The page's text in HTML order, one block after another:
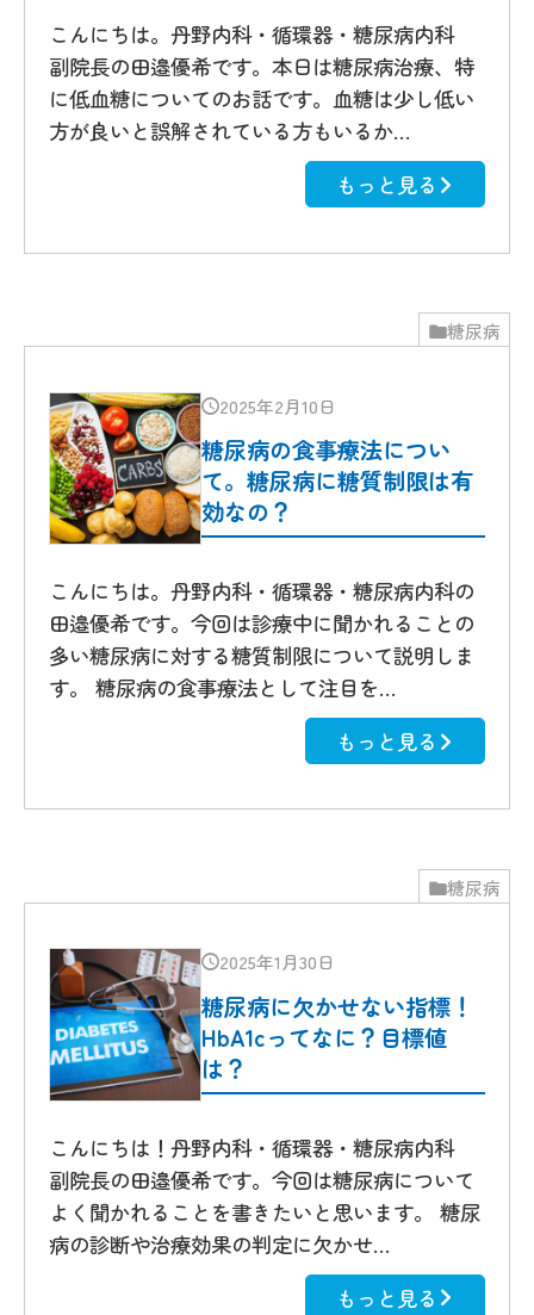
こんにちは。丹野内科・循環器・糖尿病内科
副院長の田邉優希です。本日は糖尿病治療、特
に低血糖についてのお話です。血糖は少し低い
方が良いと誤解されている方もいるか…
もっと見る
糖尿病
2025年2月10日
糖尿病の食事療法につい
て。糖尿病に糖質制限は有
効なの？
こんにちは。丹野内科・循環器・糖尿病内科の
田邉優希です。今回は診療中に聞かれることの
多い糖尿病に対する糖質制限について説明しま
す。 糖尿病の食事療法として注目を…
もっと見る
糖尿病
2025年1月30日
糖尿病に欠かせない指標！
HbA1cってなに？目標値
は？
こんにちは！丹野内科・循環器・糖尿病内科
副院長の田邉優希です。今回は糖尿病について
よく聞かれることを書きたいと思います。 糖尿
病の診断や治療効果の判定に欠かせ…
もっと見る